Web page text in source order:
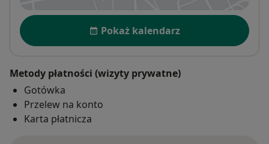
Dostępność
Pokaż kalendarz
Metody płatności (wizyty prywatne)
Gotówka
Przelew na konto
Karta płatnicza